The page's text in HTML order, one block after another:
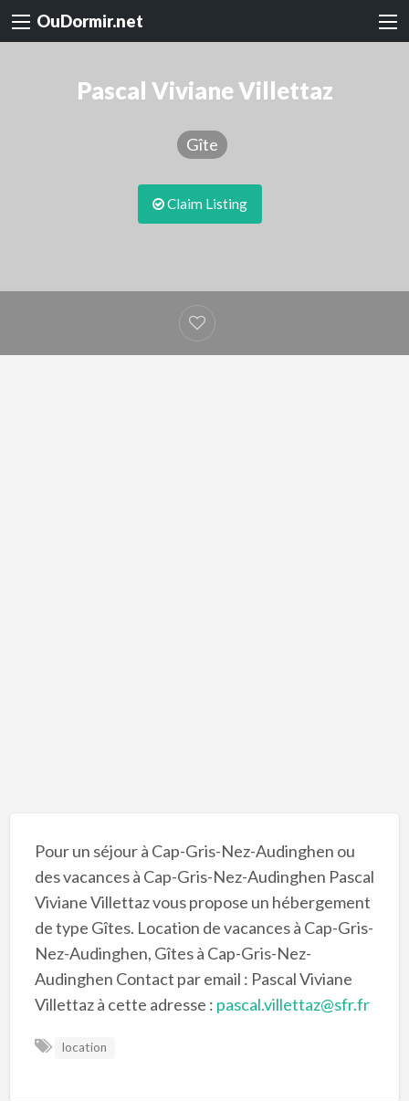
OuDormir.net
Pascal Viviane Villettaz
Gîte
Claim Listing
Pour un séjour à Cap-Gris-Nez-Audinghen ou
des vacances à Cap-Gris-Nez-Audinghen Pascal
Viviane Villettaz vous propose un hébergement
de type Gîtes. Location de vacances à Cap-Gris-
Nez-Audinghen, Gîtes à Cap-Gris-Nez-
Audinghen Contact par email : Pascal Viviane
Villettaz à cette adresse : pascal.villettaz@sfr.fr
location